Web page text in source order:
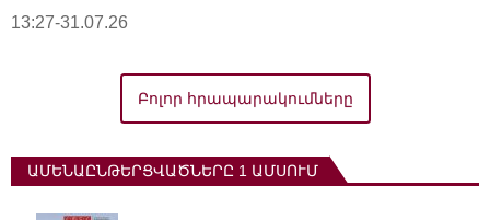
13:27-31.07.26
Բոլոր հրապարակումները
ԱՄԵՆԱԸՆԹԵՐՑՎԱԾՆԵՐԸ 1 ԱՄՍՈՒՄ